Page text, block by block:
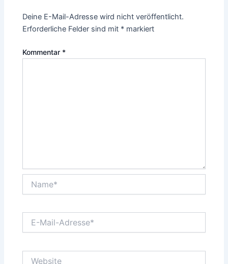
Deine E-Mail-Adresse wird nicht veröffentlicht.
Erforderliche Felder sind mit * markiert
Kommentar *
Mail-